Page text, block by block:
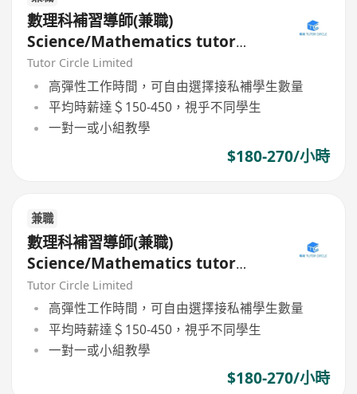
數理科補習導師(兼職)
Science/Mathematics tutor
(Part Time)
Tutor Circle Limited
高彈性工作時間，可自由選擇接私補學生數量
平均時薪達＄150-450，視乎不同學生
一對一或小組教學
$180-270/小時
兼職
數理科補習導師(兼職)
Science/Mathematics tutor
(Part Time)
Tutor Circle Limited
高彈性工作時間，可自由選擇接私補學生數量
平均時薪達＄150-450，視乎不同學生
一對一或小組教學
$180-270/小時